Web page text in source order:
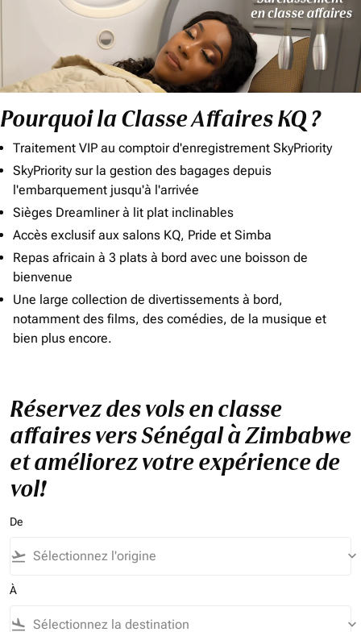
Pourquoi la Classe Affaires KQ ?
Traitement VIP au comptoir d'enregistrement SkyPriority
SkyPriority sur la gestion des bagages depuis
l'embarquement jusqu'à l'arrivée
Sièges Dreamliner à lit plat inclinables
Accès exclusif aux salons KQ, Pride et Simba
Repas africain à 3 plats à bord avec une boisson de
bienvenue
Une large collection de divertissements à bord,
notamment des films, des comédies, de la musique et
bien plus encore.
Réservez des vols en classe
affaires vers Sénégal à Zimbabwe
et améliorez votre expérience de
vol!
De
flight_takeoff keyboard_arrow_down
À
flight_land keyboard_arrow_down